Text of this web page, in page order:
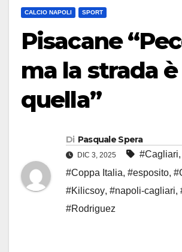
CALCIO NAPOLI SPORT
Pisacane
ma la strada è
quella”
Di Pasquale Spera
DIC 3, 2025 #Cagliari,
#Coppa Italia, #esposito,
#Kilicsoy, #napoli-cagliari,
#Rodriguez